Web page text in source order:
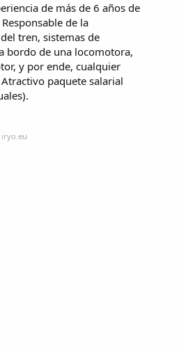
de más de 6 años de
de la
tren, sistemas de
bordo de una locomotora,
y por ende, cualquier
paquete salarial